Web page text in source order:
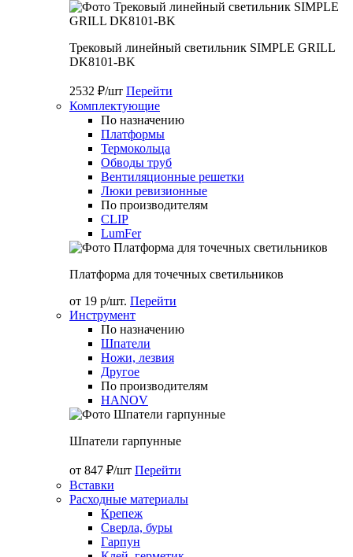
Трековый линейный светильник SIMPLE GRILL
DK8101-BK
2532 ₽/шт Перейти
Комплектующие
По назначению
Платформы
Термокольца
Обводы труб
Вентиляционные решетки
Люки ревизионные
По производителям
CLIP
LumFer
Платформа для точечных светильников
от 19 р/шт. Перейти
Инструмент
По назначению
Шпатели
Ножи, лезвия
Другое
По производителям
HANOV
Шпатели гарпунные
от 847 ₽/шт Перейти
Вставки
Расходные материалы
Крепеж
Сверла, буры
Гарпун